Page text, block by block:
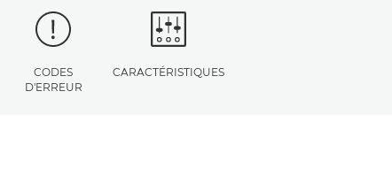
CODES
D'ERREUR
CARACTÉRISTIQUES